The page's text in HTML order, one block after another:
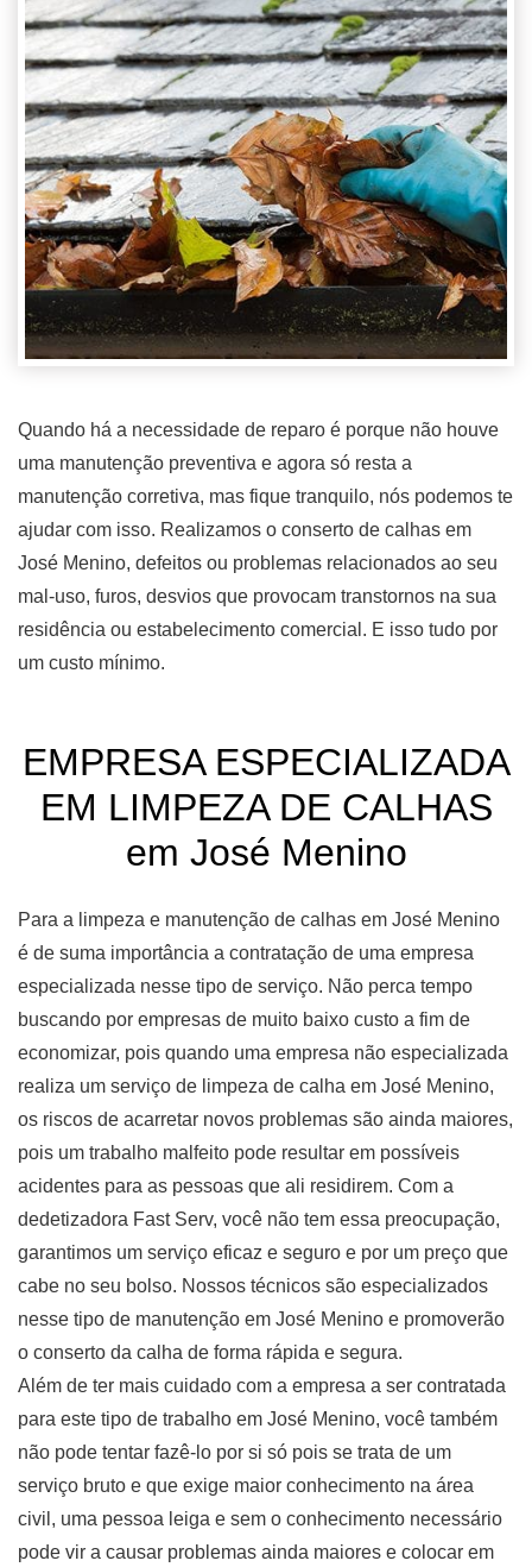
Quando há a necessidade de reparo é porque não houve
uma manutenção preventiva e agora só resta a
manutenção corretiva, mas fique tranquilo, nós podemos te
ajudar com isso. Realizamos o conserto de calhas em
José Menino, defeitos ou problemas relacionados ao seu
mal-uso, furos, desvios que provocam transtornos na sua
residência ou estabelecimento comercial. E isso tudo por
um custo mínimo.
EMPRESA ESPECIALIZADA
EM LIMPEZA DE CALHAS
em José Menino
Para a limpeza e manutenção de calhas em José Menino
é de suma importância a contratação de uma empresa
especializada nesse tipo de serviço. Não perca tempo
buscando por empresas de muito baixo custo a fim de
economizar, pois quando uma empresa não especializada
realiza um serviço de limpeza de calha em José Menino,
os riscos de acarretar novos problemas são ainda maiores,
pois um trabalho malfeito pode resultar em possíveis
acidentes para as pessoas que ali residirem. Com a
dedetizadora Fast Serv, você não tem essa preocupação,
garantimos um serviço eficaz e seguro e por um preço que
cabe no seu bolso. Nossos técnicos são especializados
nesse tipo de manutenção em José Menino e promoverão
o conserto da calha de forma rápida e segura.
Além de ter mais cuidado com a empresa a ser contratada
para este tipo de trabalho em José Menino, você também
não pode tentar fazê-lo por si só pois se trata de um
serviço bruto e que exige maior conhecimento na área
civil, uma pessoa leiga e sem o conhecimento necessário
pode vir a causar problemas ainda maiores e colocar em